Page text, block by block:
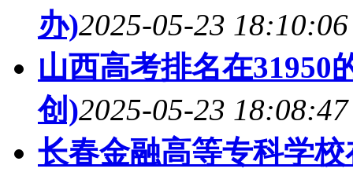
办)2025-05-23 18:10:06
山西高考排名在31950
创)2025-05-23 18:08:47
长春金融高等专科学